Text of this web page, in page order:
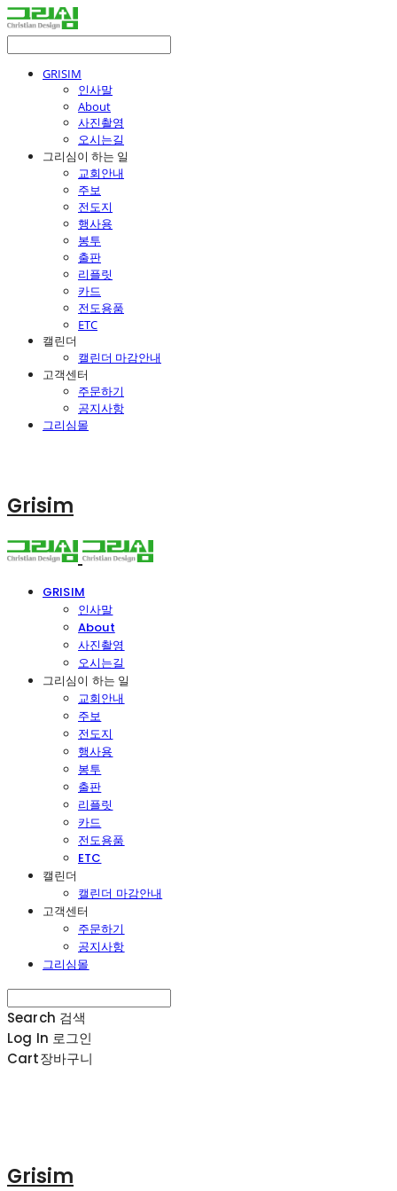
GRISIM
인사말
About
사진촬영
오시는길
그리심이 하는 일
교회안내
주보
전도지
행사용
봉투
출판
리플릿
카드
전도용품
ETC
캘린더
캘린더 마감안내
고객센터
주문하기
공지사항
그리심몰
Grisim
GRISIM
인사말
About
사진촬영
오시는길
그리심이 하는 일
교회안내
주보
전도지
행사용
봉투
출판
리플릿
카드
전도용품
ETC
캘린더
캘린더 마감안내
고객센터
주문하기
공지사항
그리심몰
Search 검색
Log In 로그인
Cart장바구니
Grisim